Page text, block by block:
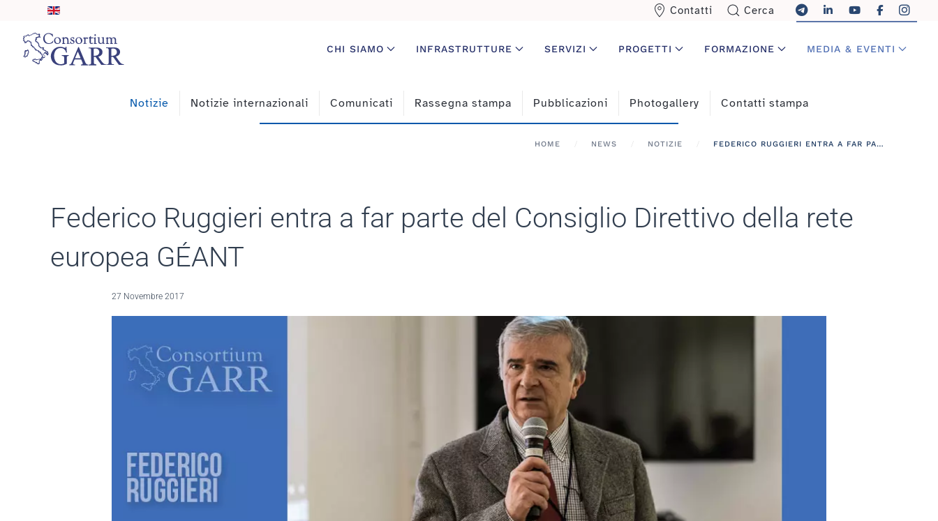
Skip to main content
Contatti Cerca
CHI SIAMO INFRASTRUTTURE SERVIZI PROGETTI FORMAZIONE MEDIA & EVENTI
Notizie Notizie internazionali Comunicati Rassegna stampa Pubblicazioni Photogallery Contatti stampa
HOME NEWS NOTIZIE FEDERICO RUGGIERI ENTRA A FAR PARTE DEL CONSIGLIO DIRETTIVO DELLA RETE EUROPEA GÉANT
Federico Ruggieri entra a far parte del Consiglio Direttivo della rete
europea GÉANT
27 Novembre 2017